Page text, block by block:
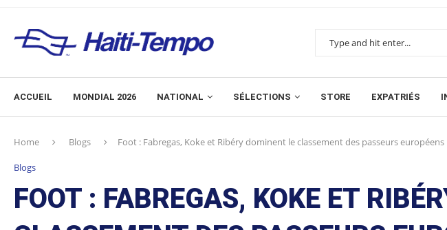
ACCUEIL MONDIAL 2026 NATIONAL SÉLECTIONS STORE EXPATRIÉS
Home Blogs Foot : Fabregas, Koke et Ribéry dominent le classement des passeurs européens
Blogs
FOOT : FABREGAS, KOKE ET